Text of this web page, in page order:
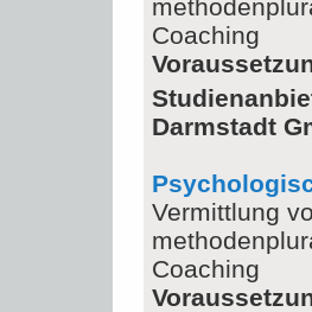
Coaching
Darmstadt
Vermittlung
Coaching